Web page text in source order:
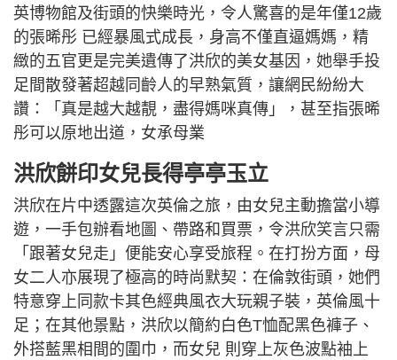
英博物館及街頭的快樂時光，令人驚喜的是年僅12歲
的張晞彤 已經暴風式成長，身高不僅直逼媽媽，精
緻的五官更是完美遺傳了洪欣的美女基因，她舉手投
足間散發著超越同齡人的早熟氣質，讓網民紛紛大
讚：「真是越大越靚，盡得媽咪真傳」，甚至指張晞
彤可以原地出道，女承母業
洪欣餅印女兒長得亭亭玉立
洪欣在片中透露這次英倫之旅，由女兒主動擔當小導
遊，一手包辦看地圖、帶路和買票，令洪欣笑言只需
「跟著女兒走」便能安心享受旅程。在打扮方面，母
女二人亦展現了極高的時尚默契：在倫敦街頭，她們
特意穿上同款卡其色經典風衣大玩親子裝，英倫風十
足；在其他景點，洪欣以簡約白色T恤配黑色褲子、
外搭藍黑相間的圍巾，而女兒 則穿上灰色波點袖上